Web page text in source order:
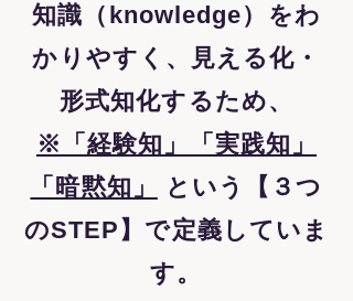
知識（knowledge）をわ
かりやすく、見える化・
形式知化するため、
※「経験知」「実践知」
「暗黙知」
という【３つ
のSTEP】で定義していま
す。